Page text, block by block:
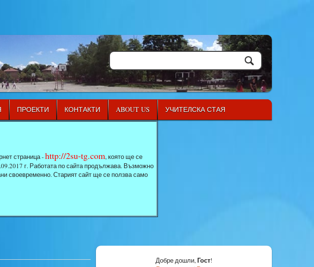
ПРОЕКТИ КОНТАКТИ ABOUT US УЧИТЕЛСКА СТАЯ
страница -http://2su-tg.com, която ще се
г. Работата по сайта продължава. Възможно
своевременно. Старият сайт ще се ползва само
Добре дошли,Гост!